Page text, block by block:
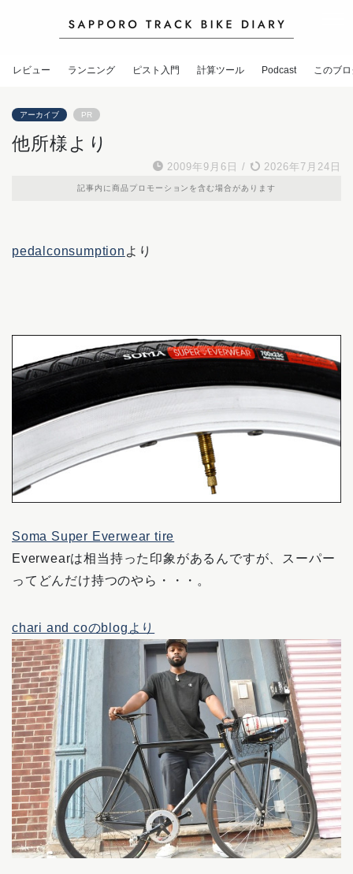
レビュー ランニング ピスト入門 計算ツール Podcast このブ
アーカイブ PR
他所様より
2009年9月6日 / 2026年7月24日
記事内に商品プロモーションを含む場合があります
pedalconsumption より
Soma Super Everwear tire
Everwearは相当持った印象があるんですが、スーパー
ってどんだけ持つのやら・・・。
chari and coのblogより